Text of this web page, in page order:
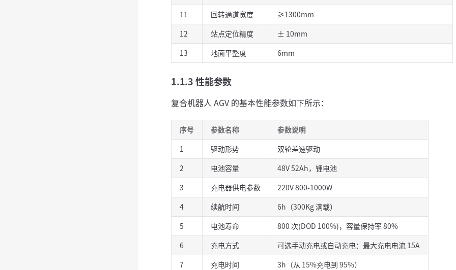
11
回转通道宽度
≥1300mm
12
站点定位精度
± 10mm
13
地面平整度 6mm
1.1.3 性能参数
复合机器人 AGV 的基本性能参数如下所示：
序号 参数名称
参数说明
1
驱动形势
双轮差速驱动
2
电池容量
48V 52Ah，锂电池
3
充电器供电参数
220V 800-1000W
4
续航时间
6h（300Kg 满载）
5
电池寿命
800 次(DOD 100%)，容量保持率 80%
6
充电方式
可选手动充电或自动充电：最大充电电流 15A
7
充电时间
3h（从 15%充电到 95%）